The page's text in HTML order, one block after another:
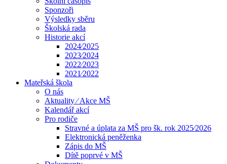
Sponzoři
Výsledky sběru
Školská rada
Historie akcí
2024⁄2025
2023⁄2024
2022⁄2023
2021⁄2022
Mateřská škola
O nás
Aktuality ⁄ Akce MŠ
Kalendář akcí
Pro rodiče
Stravné a úplata za MŠ pro šk. rok 2025⁄2026
Elektronická peněženka
Zápis do MŠ
Dítě poprvé v MŠ